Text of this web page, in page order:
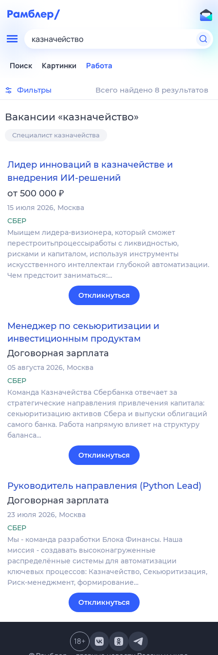
казначейство
Поиск Картинки Работа
Фильтры Всего найдено 8 результатов
Вакансии «казначейство»
Специалист казначейства
Лидер инноваций в казначействе и
внедрения ИИ-решений
от 500 000 ₽
15 июля 2026 Москва
СБЕР
Мыищем лидера-визионера, который сможет
перестроитьпроцессыработы с ликвидностью,
рисками и капиталом, используя инструменты
искусственного интеллектаи глубокой автоматизации.
Чем предстоит заниматься:…
Откликнуться
Менеджер по секьюритизации и
инвестиционным продуктам
Договорная зарплата
05 августа 2026 Москва
СБЕР
Команда Казначейства Сбербанка отвечает за
стратегические направления привлечения капитала:
секьюритизацию активов Сбера и выпуски облигаций
самого банка. Работа напрямую влияет на структуру
баланса…
Откликнуться
Руководитель направления (Python Lead)
Договорная зарплата
23 июля 2026 Москва
СБЕР
Мы - команда разработки Блока Финансы. Наша
миссия - создавать высоконагруженные
распределённые системы для автоматизации
ключевых процессов: Казначейство, Секьюритизация,
Риск-менеджмент, формирование…
Откликнуться
18+